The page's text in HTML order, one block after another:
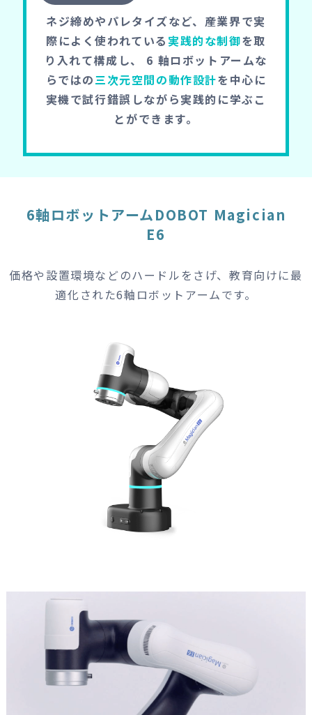
ネジ締めやパレタイズなど、産業界で実
際によく使われている 実践的な制御を取
り入れて構成し、
6 軸ロボットアームな
らではの三次元空間の動作設計を中心に
実機で試行錯誤しながら実践的に学ぶこ
とができます。
6軸ロボットアームDOBOT Magician
E6
価格や設置環境などのハードルをさげ、教育向けに最
適化された6軸ロボットアームです。